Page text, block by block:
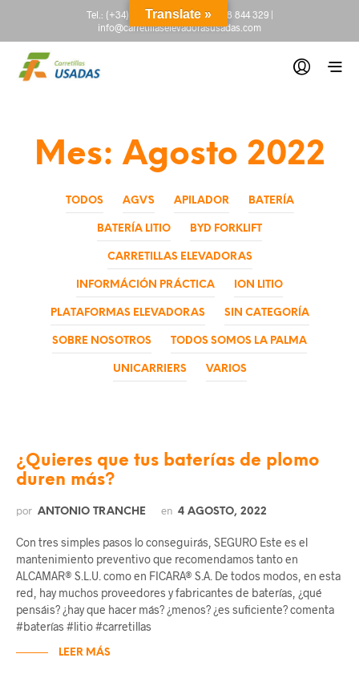
Tel.: (+34) 665 845 222-(+34) 918 844 329|
info@carretillaselevadorasusadas.com
Mes:Agosto 2022
TODOS AGV´S APILADOR BATERÍA
BATERÍA LITIO BYD FORKLIFT
CARRETILLAS ELEVADORAS
INFORMÁCIÓN PRÁCTICA ION LITIO
PLATAFORMAS ELEVADORAS SIN CATEGORÍA
SOBRE NOSOTROS TODOS SOMOS LA PALMA
UNICARRIERS VARIOS
¿Quieres que tus baterías de plomo
duren más?
por ANTONIO TRANCHE en 4 AGOSTO, 2022
Con tres simples pasos lo conseguirás, SEGURO Este es el
mantenimiento preventivo que recomendamos tanto en
ALCAMAR® S.L.U. como en FICARA® S.A. De todos modos, en esta
red, hay muchos proveedores y fabricantes de baterías, ¿qué
pensáis? ¿hay que hacer más? ¿menos? ¿es suficiente? comenta
#baterías #litio #carretillas
LEER MÁS
Translate »